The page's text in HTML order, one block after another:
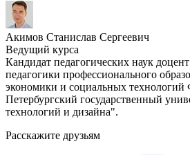
Акимов Станислав Сергеевич
Ведущий курса
Кандидат педагогических наук
педагогики профессионального
экономики и социальных
Петербургский государственный
технологий и дизайна".
Расскажите друзьям